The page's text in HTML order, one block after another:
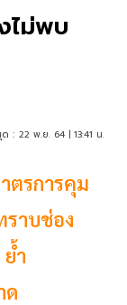
ไม่พบ
: 22 พ.ย. 64 | 13:41 น.
ตรการคุม
ราบช่อง
ำ
ด